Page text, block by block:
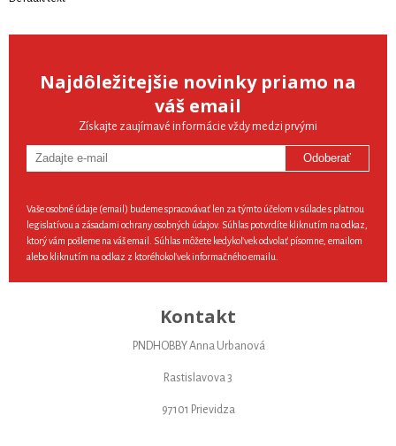
Najdôležitejšie novinky priamo na
váš email
Získajte zaujímavé informácie vždy medzi prvými
Odoberať
Vaše osobné údaje (email) budeme spracovávať len za týmto účelom v súlade s platnou
legislatívou a zásadami ochrany osobných údajov. Súhlas potvrdíte kliknutím na odkaz,
ktorý vám pošleme na váš email. Súhlas môžete kedykoľvek odvolať písomne, emailom
alebo kliknutím na odkaz z ktoréhokoľvek informačného emailu.
Kontakt
PNDHOBBY Anna Urbanová
Rastislavova 3
97101 Prievidza